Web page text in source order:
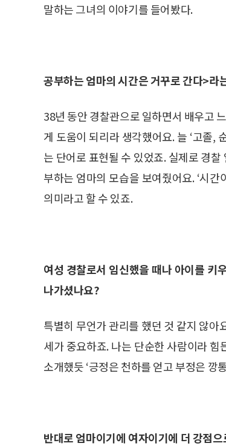
말하는 그녀의 이야기를 들어봤다.
공부하는 엄마의 시간은 거꾸로 간다>라
38년 동안 경찰관으로 일하면서 배우고
게 도움이 되리라 생각했어요. 늘 ‘고졸,
는 단어로 표현될 수 있었죠. 실제로 경
부하는 엄마의 모습을 보여줬어요. ‘시
의미라고 할 수 있죠.
여성 경찰로서 임신했을 때나 아이를 키
나가셨나요?
특별히 무언가 관리를 했던 것 같지 않
세가 중요하죠. 나는 단순한 사람이라
소개했듯 ‘긍정은 천하를 얻고 부정은 깡
반대로 엄마이기에 여자이기에 더 강점